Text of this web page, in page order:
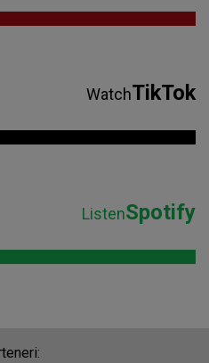
WatchTikTok
ListenSpotify